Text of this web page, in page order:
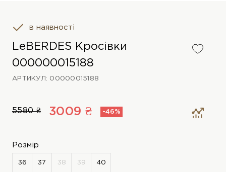
в наявності
LeBERDES Кросівки
000000015188
АРТИКУЛ: 00000015188
5580 ₴ 3009 ₴ -46%
Розмір